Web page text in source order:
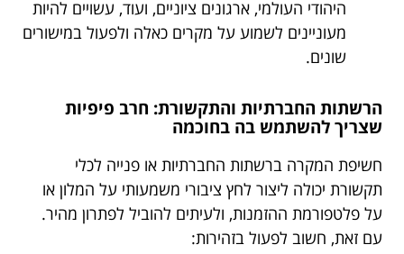
היהודי העולמי, ארגונים ציוניים, ועוד, עשויים להיות
מעוניינים לשמוע על מקרים כאלה ולפעול במישורים
שונים.
הרשתות החברתיות והתקשורת: חרב פיפיות
שצריך להשתמש בה בחוכמה
חשיפת המקרה ברשתות החברתיות או פנייה לכלי
תקשורת יכולה ליצור לחץ ציבורי משמעותי על המלון או
על פלטפורמת ההזמנות, ולעיתים להוביל לפתרון מהיר.
עם זאת, חשוב לפעול בזהירות: